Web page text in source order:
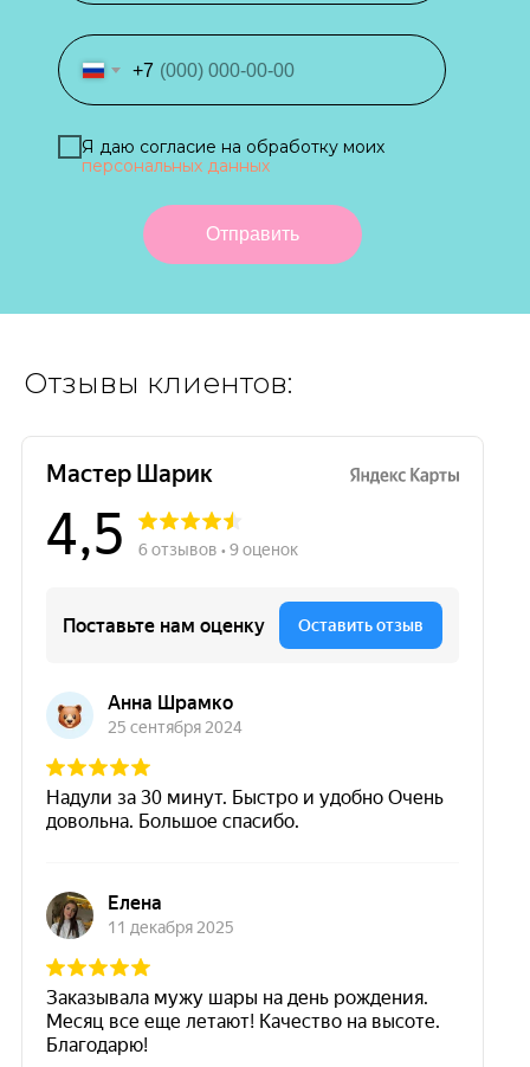
+7
Я даю согласие на обработку моих
персональных данных
Отправить
Отзывы клиентов: